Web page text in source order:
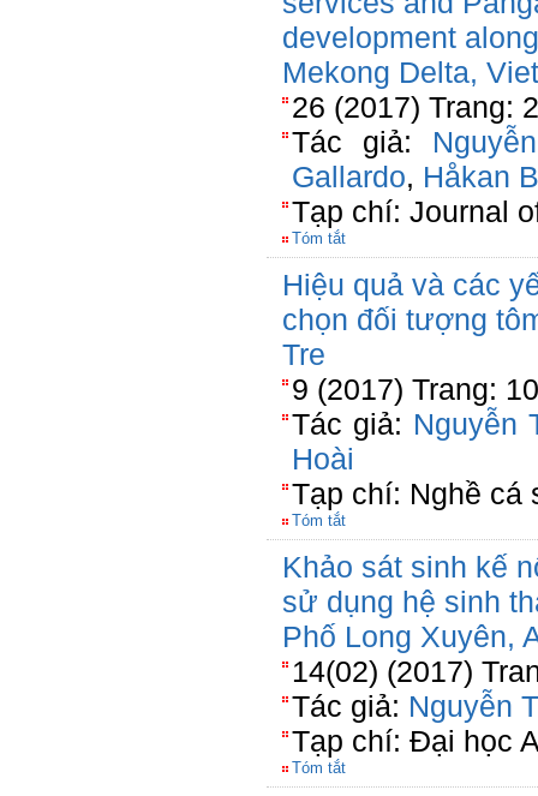
development
Mekong Delta,
26 (2017) Trang:
Tác giả:
Gallardo, Håkan
Tạp chí: Journal
Tóm tắt
Hiệu quả và các
chọn đối tượng
Tre
9 (2017) Trang:
Tác giả: Nguyễn
Hoài
Tạp chí: Nghề cá
Tóm tắt
Khảo sát sinh kế
sử dụng hệ sinh
Phố Long Xuyên,
14(02) (2017)
Tác giả: Nguyễn
Tạp chí: Đại học
Tóm tắt